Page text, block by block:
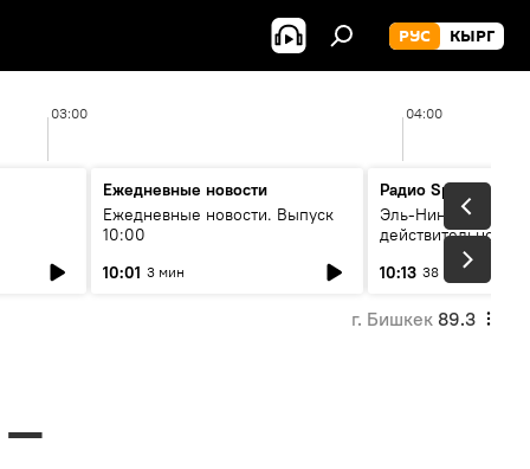
РУС КЫРГ
03:00 04:00
Ежедневные новости
Ежедневные новости. Выпуск
10:00
10:01 3 мин
Радио Sputnik
Эль-Ниньо, жара и
действительно
погоду в
10:13 38 мин
г. Бишкек 89.3
—